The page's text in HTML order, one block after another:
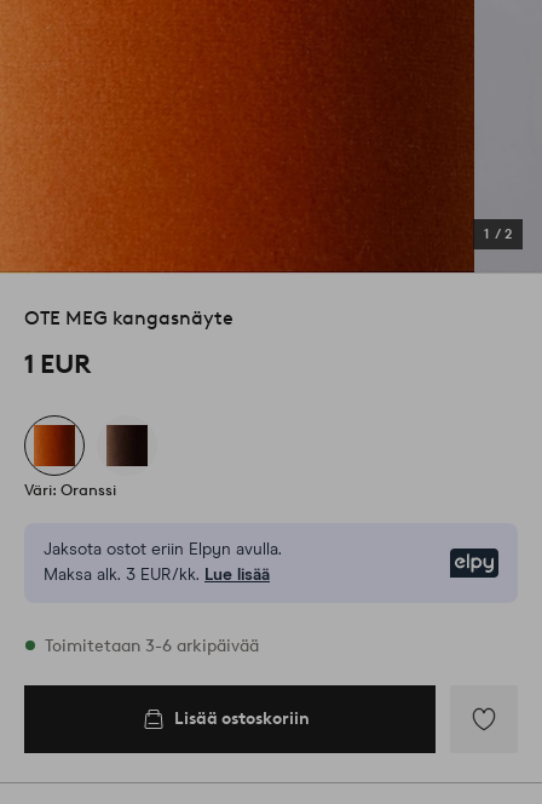
1 / 2
OTE MEG kangasnäyte
1 EUR
Väri: Oranssi
Jaksota ostot eriin Elpyn avulla.
Maksa alk. 3 EUR/kk. Lue lisää
Varastossa
Toimitetaan 3-6 arkipäivää
Lisää ostoskoriin